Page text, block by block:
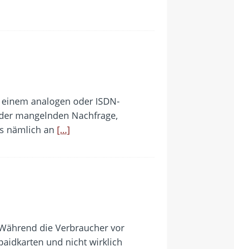
analogen oder ISDN-
mangelnden Nachfrage,
nämlich an […]
die Verbraucher vor
und nicht wirklich